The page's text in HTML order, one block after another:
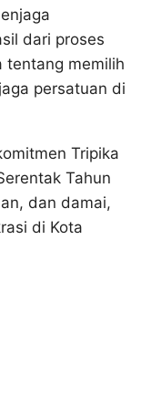
dari proses
tentang memilih
persatuan di
Tripika
Tahun
dan damai,
di Kota